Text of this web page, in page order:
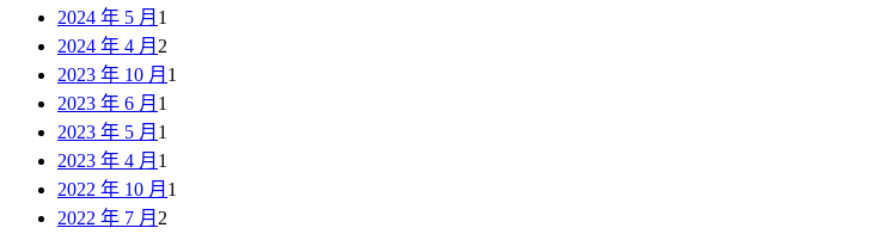
2024 年 5 月 1
2024 年 4 月 2
2023 年 10 月 1
2023 年 6 月 1
2023 年 5 月 1
2023 年 4 月 1
2022 年 10 月 1
2022 年 7 月 2